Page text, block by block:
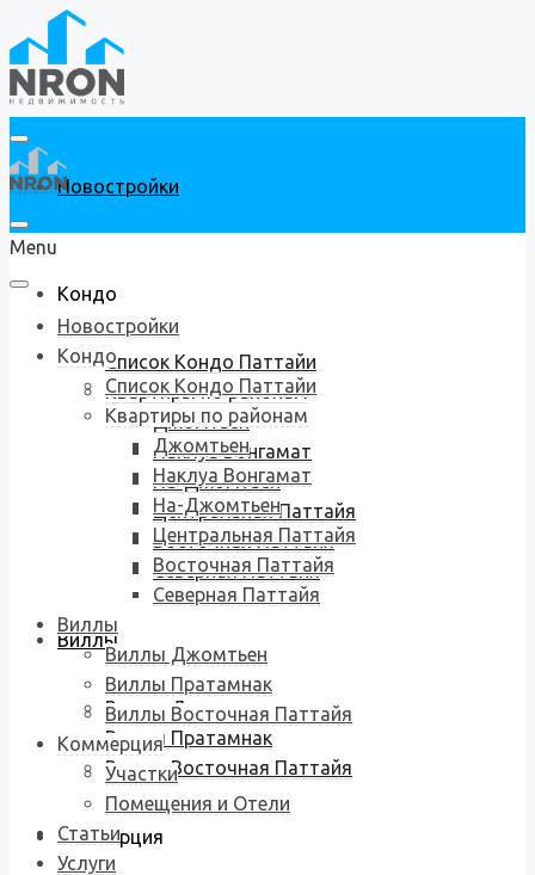
Новостройки
Кондо
Список Кондо Паттайи
Квартиры по районам
Джомтьен
Наклуа Вонгамат
На-Джомтьен
Центральная Паттайя
Восточная Паттайя
Северная Паттайя
Виллы
Виллы Джомтьен
Виллы Пратамнак
Виллы Восточная Паттайя
Коммерция
Menu
Новостройки
Кондо
Список Кондо Паттайи
Квартиры по районам
Джомтьен
Наклуа Вонгамат
На-Джомтьен
Центральная Паттайя
Восточная Паттайя
Северная Паттайя
Виллы
Виллы Джомтьен
Виллы Пратамнак
Виллы Восточная Паттайя
Коммерция
Участки
Помещения и Отели
Статьи
Услуги